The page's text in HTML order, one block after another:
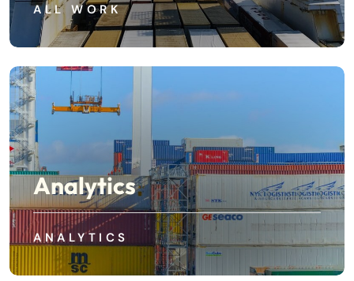
ALL WORK
Analytics
ANALYTICS